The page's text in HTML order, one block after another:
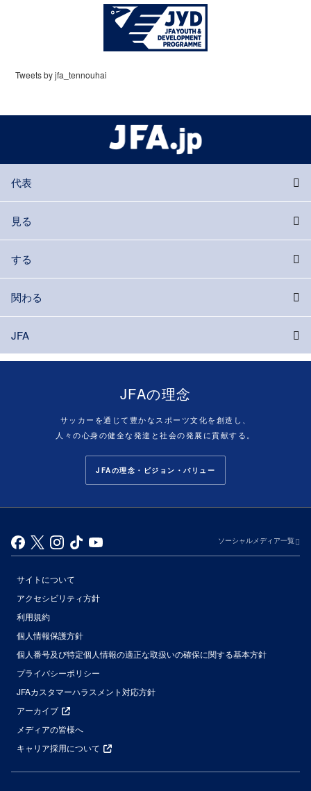
Tweets by jfa_tennouhai
代表
見る
する
関わる
JFA
JFAの理念
サッカーを通じて豊かなスポーツ文化を創造し、
人々の心身の健全な発達と社会の発展に貢献する。
JFAの理念・ビジョン・バリュー
ソーシャルメディア一覧
サイトについて
アクセシビリティ方針
利用規約
個人情報保護方針
個人番号及び特定個人情報の適正な取扱いの確保に関する基本方針
プライバシーポリシー
JFAカスタマーハラスメント対応方針
アーカイブ
メディアの皆様へ
キャリア採用について